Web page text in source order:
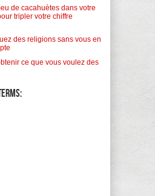
de cacahuètes dans votre
tripler votre chiffre
des religions sans vous en
ce que vous voulez des